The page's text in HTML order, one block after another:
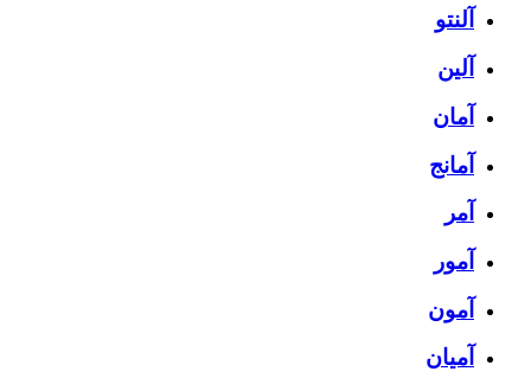
آلنتو
آلین
آمان
آمانج
آمر
آمور
آمون
آمیان